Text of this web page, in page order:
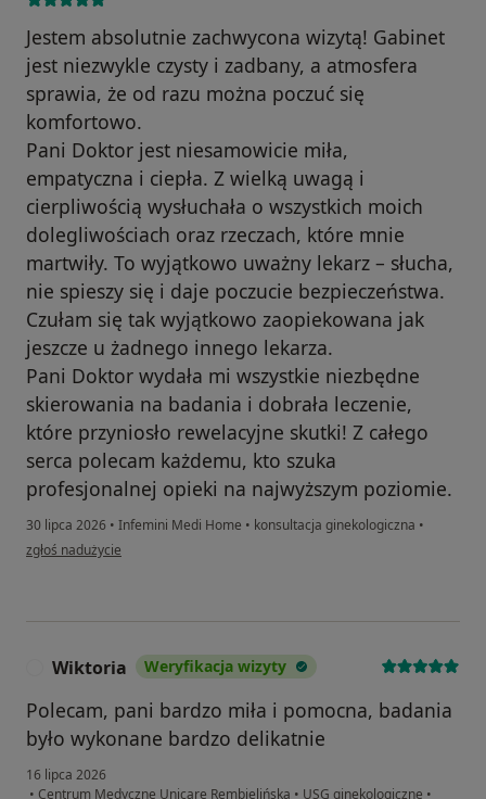
Jestem absolutnie zachwycona wizytą! Gabinet
jest niezwykle czysty i zadbany, a atmosfera
sprawia, że od razu można poczuć się
komfortowo.
Pani Doktor jest niesamowicie miła,
empatyczna i ciepła. Z wielką uwagą i
cierpliwością wysłuchała o wszystkich moich
dolegliwościach oraz rzeczach, które mnie
martwiły. To wyjątkowo uważny lekarz – słucha,
nie spieszy się i daje poczucie bezpieczeństwa.
Czułam się tak wyjątkowo zaopiekowana jak
jeszcze u żadnego innego lekarza.
Pani Doktor wydała mi wszystkie niezbędne
skierowania na badania i dobrała leczenie,
które przyniosło rewelacyjne skutki! Z całego
serca polecam każdemu, kto szuka
profesjonalnej opieki na najwyższym poziomie.
30 lipca 2026 • Infemini Medi Home • konsultacja ginekologiczna •
w opinii użytkownika Ksenia Krajewska
zgłoś nadużycie
Wiktoria Weryfikacja wizyty
Polecam, pani bardzo miła i pomocna, badania
było wykonane bardzo delikatnie
16 lipca 2026
• Centrum Medyczne Unicare Rembielińska • USG ginekologiczne •